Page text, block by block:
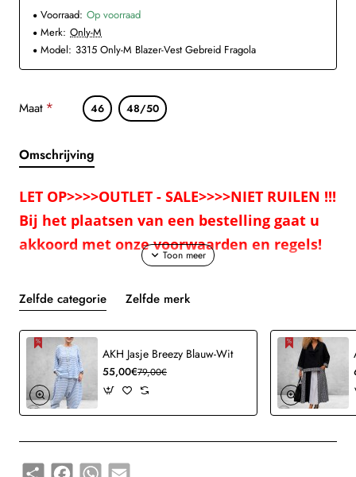
Voorraad: Op voorraad
Merk: Only-M
Model: 3315 Only-M Blazer-Vest Gebreid Fragola
Maat 46 48/50
Omschrijving
LET OP>>>>OUTLET - SALE>>>>NIET RUILEN !!!
Bij het plaatsen van een bestelling gaat u
akkoord met onze voorwaarden en regels!
Lange gebreide blazer-vest – kleur Fragola (Framboos)
Wat een plaatje.
Deze lange gebreide blazer-vest van Only-m is zo’n item dat je élke
dag uit de kast wilt pakken.
De perfecte mix van comfortabel en chic – ideaal voor wie houdt
van stijl zonder moeite.
Het vest is recht en lang gesneden, waardoor het mooi langs het
terwijl de reverskraag en tweeknoopsluiting het geheel een
Zelfde categorie Zelfde merk
AKH Jasje Breezy Blauw-Wit
55,00€79,00€
Share FacebookWhatsApp
Email